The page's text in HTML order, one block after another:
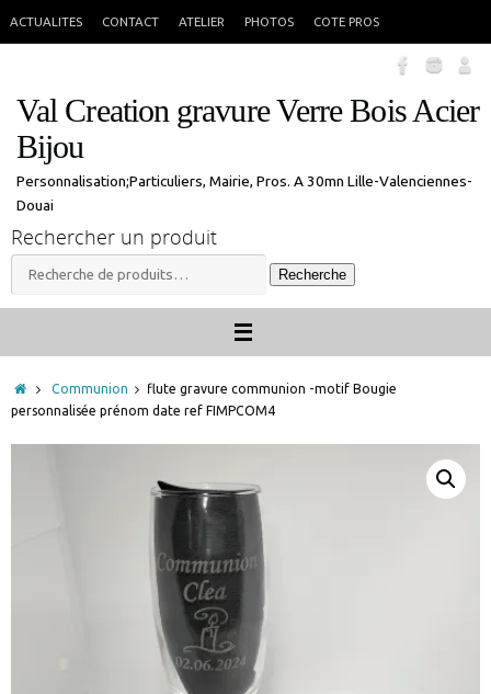
seront traitées à mon retour.
ACTUALITES CONTACT ATELIER PHOTOS COTE PROS
Val Creation gravure Verre Bois Acier
Bijou
Personnalisation;Particuliers, Mairie, Pros. A 30mn Lille-Valenciennes-
Douai
Rechercher un produit
Recherche
pour :
Recherche
Accueil
Communion
flute gravure communion -motif Bougie
personnalisée prénom date ref FIMPCOM4